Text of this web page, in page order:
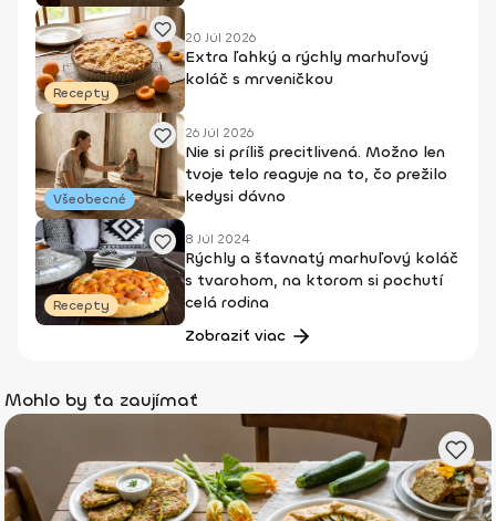
Recepty
20 Júl 2026
Extra ľahký a rýchly marhuľový
koláč s mrveničkou
Všeobecné
26 Júl 2026
Nie si príliš precitlivená. Možno len
tvoje telo reaguje na to, čo prežilo
kedysi dávno
Recepty
8 Júl 2024
Rýchly a šťavnatý marhuľový koláč
s tvarohom, na ktorom si pochutí
celá rodina
Zobraziť viac
Mohlo by ťa zaujímať